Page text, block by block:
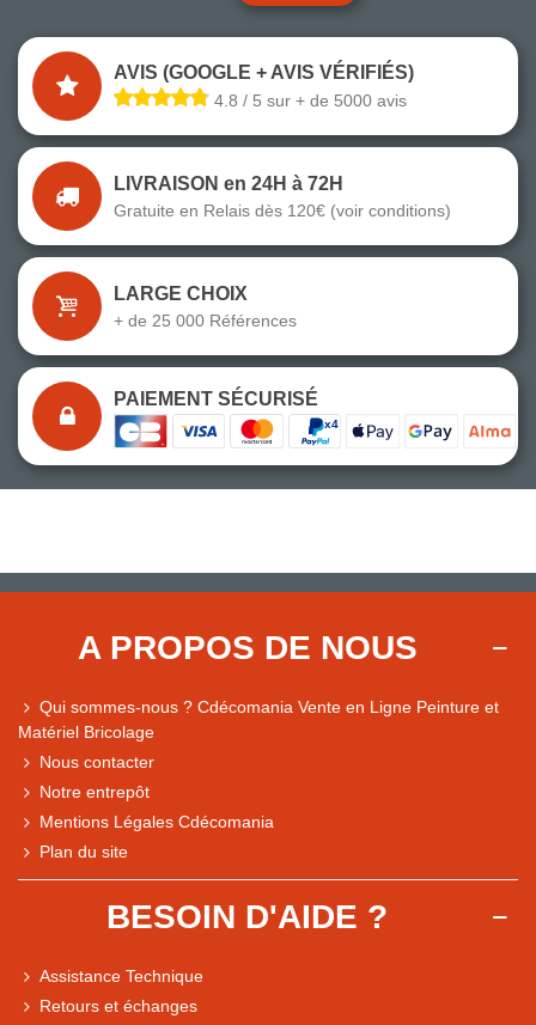
AVIS (GOOGLE + AVIS VÉRIFIÉS)
4.8 / 5 sur + de 5000 avis
LIVRAISON en 24H à 72H
Gratuite en Relais dès 120€ (voir conditions)
LARGE CHOIX
+ de 25 000 Références
PAIEMENT SÉCURISÉ
A PROPOS DE NOUS
Qui sommes-nous ? Cdécomania Vente en Ligne Peinture et
Matériel Bricolage
Nous contacter
Notre entrepôt
Mentions Légales Cdécomania
Plan du site
BESOIN D'AIDE ?
Assistance Technique
Retours et échanges